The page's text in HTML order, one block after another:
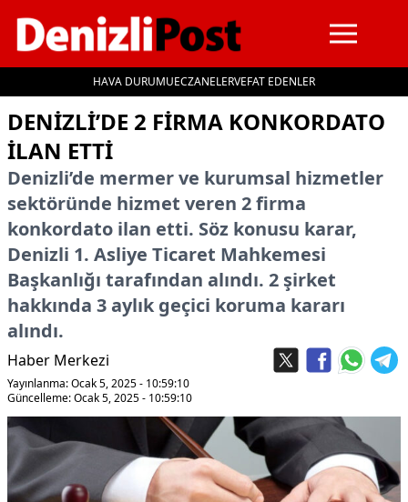
HAVA DURUMUECZANELERVEFAT EDENLER
İçeriğe geç
DENIZLI’DE 2 FIRMA KONKORDATO
ILAN ETTI
Denizli’de mermer ve kurumsal hizmetler
sektöründe hizmet veren 2 firma
konkordato ilan etti. Söz konusu karar,
Denizli 1. Asliye Ticaret Mahkemesi
Başkanlığı tarafından alındı. 2 şirket
hakkında 3 aylık geçici koruma kararı
alındı.
Haber Merkezi
Yayınlanma: Ocak 5, 2025 - 10:59:10
Güncelleme: Ocak 5, 2025 - 10:59:10